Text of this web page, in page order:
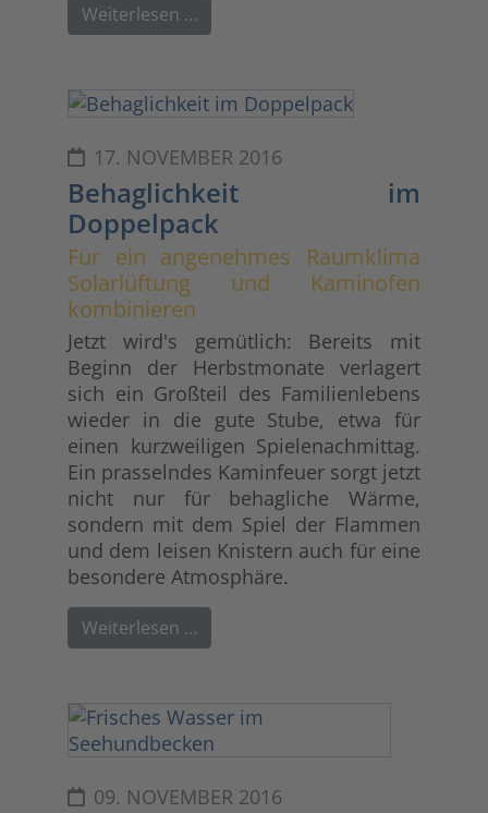
Weiterlesen …
17. NOVEMBER 2016
Behaglichkeit im
Doppelpack
Für ein angenehmes Raumklima
Solarlüftung und Kaminofen
kombinieren
Jetzt wird's gemütlich: Bereits mit
Beginn der Herbstmonate verlagert
sich ein Großteil des Familienlebens
wieder in die gute Stube, etwa für
einen kurzweiligen Spielenachmittag.
Ein prasselndes Kaminfeuer sorgt jetzt
nicht nur für behagliche Wärme,
sondern mit dem Spiel der Flammen
und dem leisen Knistern auch für eine
besondere Atmosphäre.
Weiterlesen …
09. NOVEMBER 2016